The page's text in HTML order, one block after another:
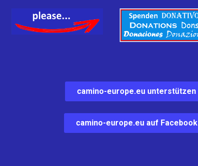
camino-europe.eu unterstützen
camino-europe.eu auf Facebook